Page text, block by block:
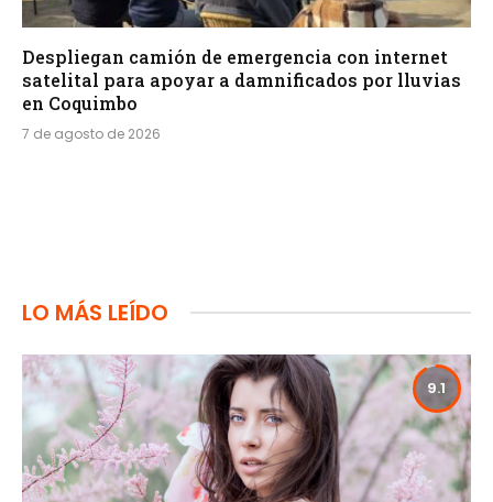
Despliegan camión de emergencia con internet
satelital para apoyar a damnificados por lluvias
en Coquimbo
7 de agosto de 2026
LO MÁS LEÍDO
9.1